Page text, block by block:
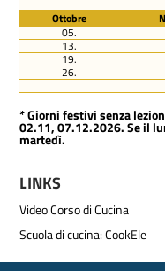
Ottobre
05.
13.
19.
26.
* Giorni festivi senza
02.11, 07.12.2026. Se il
martedì.
LINKS
Video Corso di Cucina
Scuola di cucina: CookEle